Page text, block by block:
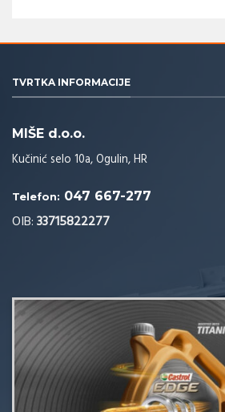
TVRTKA INFORMACIJE
MIŠE d.o.o.
Kučinić selo 10a, Ogulin, HR
Telefon: 047 667-277
OIB:33715822277